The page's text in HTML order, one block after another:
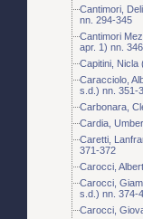
Cantimori,
nn. 294-345
Cantimori
apr. 1) nn.
Capitini, Nicla
Caracciolo,
s.d.) nn. 351-
Carbonara,
Cardia,
Caretti,
371-372
Carocci,
Carocci,
s.d.) nn. 374-
Carocci,